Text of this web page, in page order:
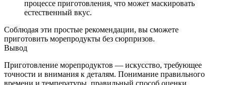
процессе приготовления, что может маскировать
естественный вкус.
Соблюдая эти простые рекомендации, вы сможете
приготовить морепродукты без сюрпризов.
Вывод
Приготовление морепродуктов — искусство, требующее
точности и внимания к деталям. Понимание правильного
времени и температуры, правильный способ оценки